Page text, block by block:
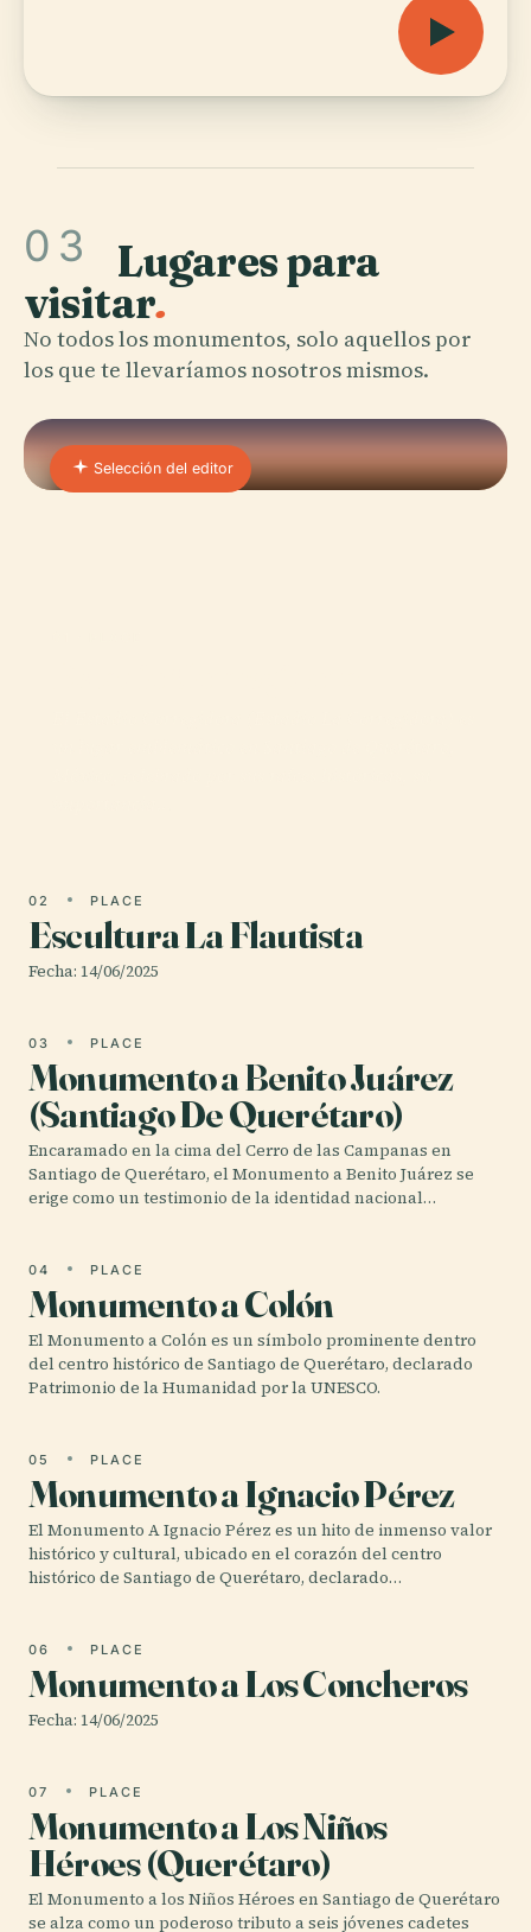
03 Lugares para
visitar.
No todos los monumentos, solo aquellos por
los que te llevaríamos nosotros mismos.
Selección del editor
02 PLACE
Escultura La Flautista
Fecha: 14/06/2025
03 PLACE
Monumento a Benito Juárez
(Santiago De Querétaro)
Encaramado en la cima del Cerro de las Campanas en
Santiago de Querétaro, el Monumento a Benito Juárez se
erige como un testimonio de la identidad nacional…
04 PLACE
Monumento a Colón
El Monumento a Colón es un símbolo prominente dentro
del centro histórico de Santiago de Querétaro, declarado
Patrimonio de la Humanidad por la UNESCO.
05 PLACE
Monumento a Ignacio Pérez
El Monumento A Ignacio Pérez es un hito de inmenso valor
histórico y cultural, ubicado en el corazón del centro
histórico de Santiago de Querétaro, declarado…
06 PLACE
Monumento a Los Concheros
Fecha: 14/06/2025
07 PLACE
Monumento a Los Niños
Héroes (Querétaro)
El Monumento a los Niños Héroes en Santiago de Querétaro
se alza como un poderoso tributo a seis jóvenes cadetes